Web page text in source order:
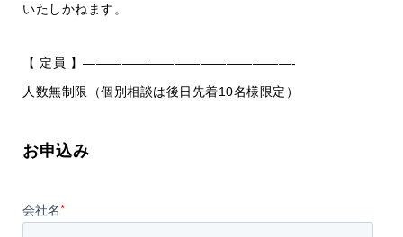
いたしかねます。
【 定員 】————————————————-
人数無制限（個別相談は後日先着10名様限定）
お申込み